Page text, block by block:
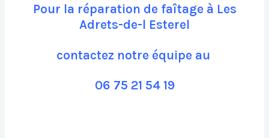
Pour la réparation de faîtage à Les
Adrets-de-l Esterel
contactez notre équipe au
06 75 21 54 19